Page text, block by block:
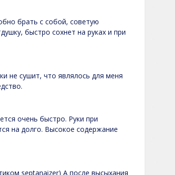
брать с собой, советую
быстро сохнет на руках и при
не сушит, что являлось для меня
очень быстро. Руки при
на долго. Высокое содержание
septanaizer) А после высыхания